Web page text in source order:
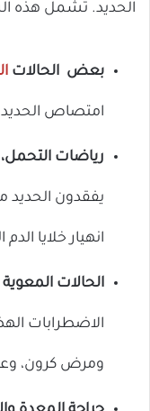
الحديد. تشمل هذه
بعض الحالات
امتصاص
رياضات التحمل،
يفقدون الحديد
انهيار خلايا الدم
الحالات
الاضطرابات
ومرض كرون،